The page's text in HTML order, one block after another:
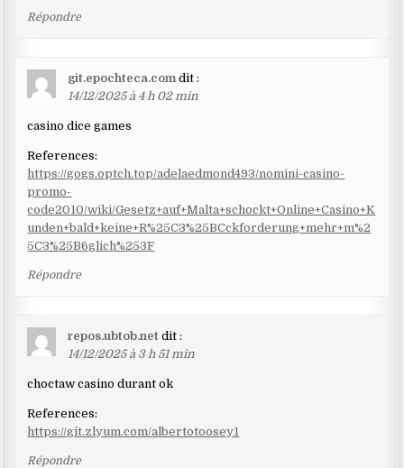
Répondre
git.epochteca.com dit :
14/12/2025 à 4 h 02 min
casino dice games
References:
https://gogs.optch.top/adelaedmond493/nomini-casino-
promo-
code2010/wiki/Gesetz+auf+Malta+schockt+Online+Casino+K
unden+bald+keine+R%25C3%25BCckforderung+mehr+m%2
5C3%25B6glich%253F
Répondre
repos.ubtob.net dit :
14/12/2025 à 3 h 51 min
choctaw casino durant ok
References:
https://git.zlyum.com/albertotoosey1
Répondre